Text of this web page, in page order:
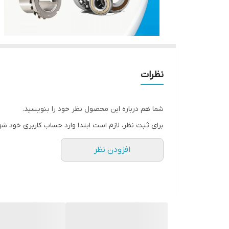
نظرات
شما هم درباره این محصول نظر خود را بنویسید.
برای ثبت نظر، لازم است ابتدا وارد حساب کاربری خود
افزودن نظر